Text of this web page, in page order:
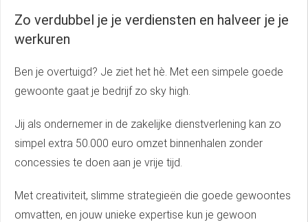
Zo verdubbel je je verdiensten en halveer je je
werkuren
Ben je overtuigd? Je ziet het hè. Met een simpele goede
gewoonte gaat je bedrijf zo sky high.
Jij als ondernemer in de zakelijke dienstverlening kan zo
simpel extra 50.000 euro omzet binnenhalen zonder
concessies te doen aan je vrije tijd.
Met creativiteit, slimme strategieën die goede gewoontes
omvatten, en jouw unieke expertise kun je gewoon